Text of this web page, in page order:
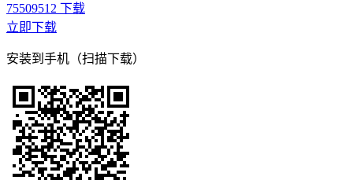
75509512 下载
立即下载
安装到手机（扫描下载）